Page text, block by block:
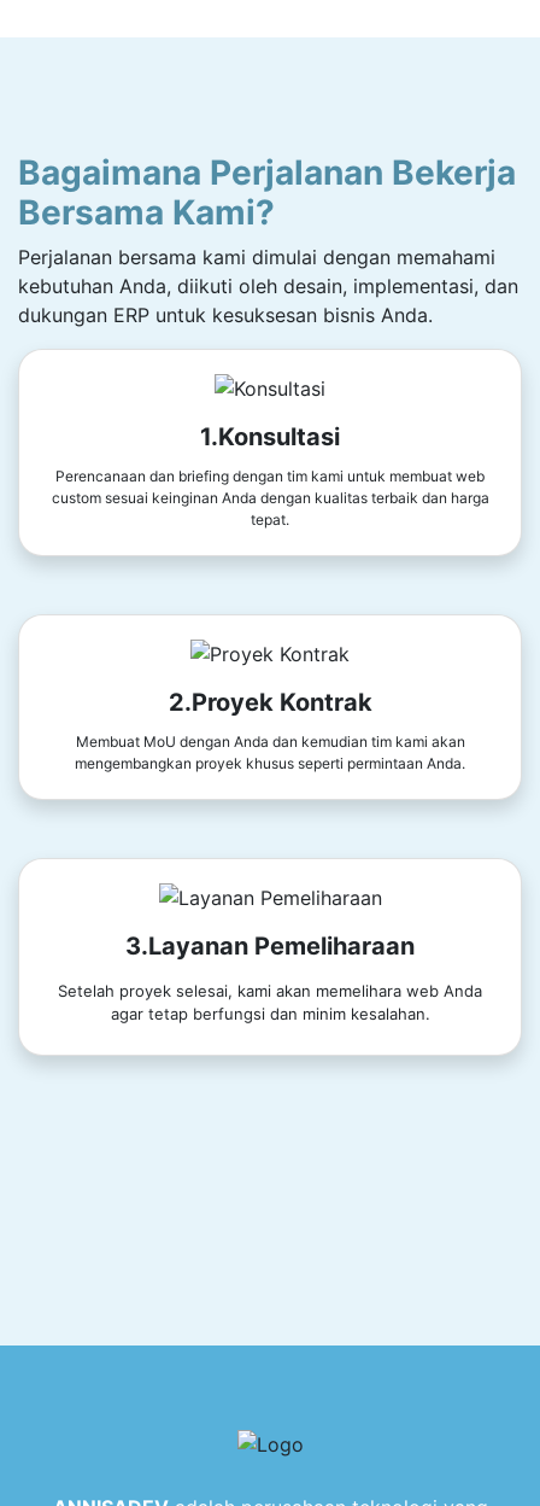
Bagaimana Perjalanan Bekerja
Bersama Kami?
Perjalanan bersama kami dimulai dengan memahami
kebutuhan Anda, diikuti oleh desain, implementasi, dan
dukungan ERP untuk kesuksesan bisnis Anda.
1.Konsultasi
Perencanaan dan briefing dengan tim kami untuk membuat web
custom sesuai keinginan Anda dengan kualitas terbaik dan harga
tepat.
2.Proyek Kontrak
Membuat MoU dengan Anda dan kemudian tim kami akan
mengembangkan proyek khusus seperti permintaan Anda.
3.Layanan Pemeliharaan
Setelah proyek selesai, kami akan memelihara web Anda
agar tetap berfungsi dan minim kesalahan.